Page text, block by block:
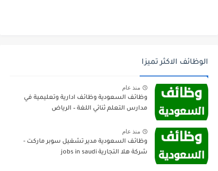
الوظائف الاكثر تميزا
منذ عام
وظائف السعودية وظائف ادارية وتعليمية في
مدارس التعلم ثنائي اللغة – الرياض
منذ عام
وظائف السعودية مدير تشغيل سوبر ماركت -
شركة هلا التجارية jobs in saudi